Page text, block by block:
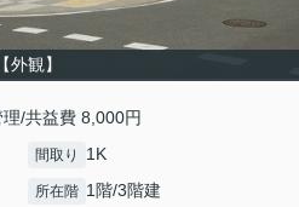
【外観】
/共益費 8,000円
間取り 1K
所在階 1階/3階建